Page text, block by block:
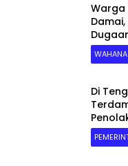
Warga
WAHANA
Di